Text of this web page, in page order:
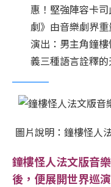
惠！堅強陣容卡
劇》由音樂劇界
演出：男主角鐘
義三種語言詮釋
圖片說明：鐘樓怪人
鐘樓怪人法文版音
後，便展開世界巡